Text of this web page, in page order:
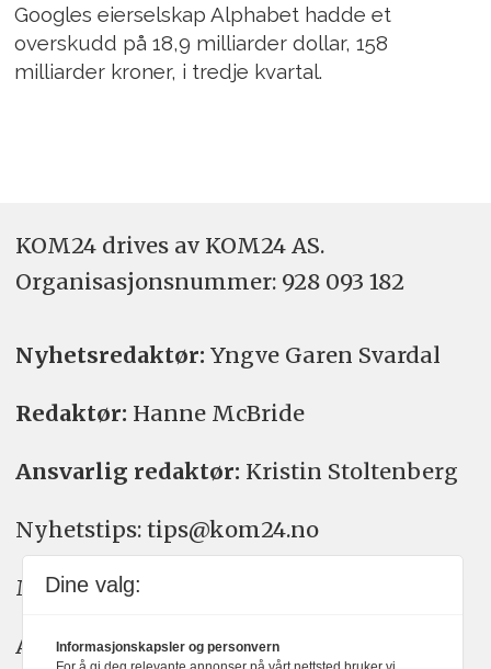
Googles eierselskap Alphabet hadde et
overskudd på 18,9 milliarder dollar, 158
milliarder kroner, i tredje kvartal.
KOM24 drives av KOM24 AS.
Organisasjons­nummer: 928 093 182
Nyhetsredaktør: Yngve Garen Svardal
Redaktør: Hanne McBride
Ansvarlig redaktør: Kristin Stoltenberg
Nyhetstips: tips@kom24.no
Meninger: meninger@kom24.no
Annonse: annonse@watchmedia.no
Dine valg:
Informasjonskapsler og personvern